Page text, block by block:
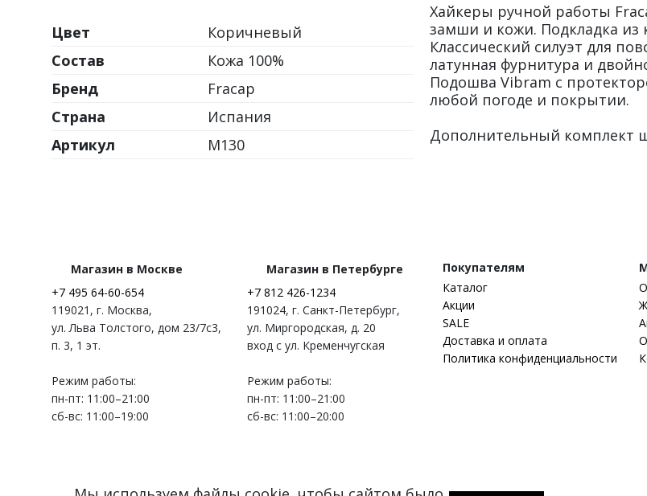
Цвет
Коричневый
Состав
Кожа 100%
Бренд
Fracap
Страна
Испания
Артикул
M130
Хайкеры ручной работы
замши и кожи. Подкладка из
Классический силуэт для
латунная фурнитура и
Подошва Vibram с
любой погоде и покрытии.
Дополнительный комплект
Магазин в Москве
+7 495 64-60-654
119021 , г. Москва,
ул. Льва Толстого, дом 23/7c3,
п. 3, 1 эт.
Режим работы:
пн-пт: 11:00–21:00
сб-вс: 11:00–19:00
Магазин в Петербурге
+7 812 426-1234
191024, г. Санкт-Петербург,
ул. Миргородская, д. 20
вход с ул. Кременчугская
Режим работы:
пн-пт: 11:00–21:00
сб-вс: 11:00–20:00
Покупателям
Каталог
Акции
SALE
Доставка и оплата
Политика конфиденциальности